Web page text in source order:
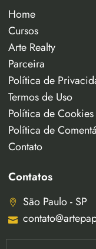
Home
Cursos
Arte Realty
Parceira
Política de
Termos de Uso
Política de Cookies
Política de
Contato
Contatos
São Paulo - SP